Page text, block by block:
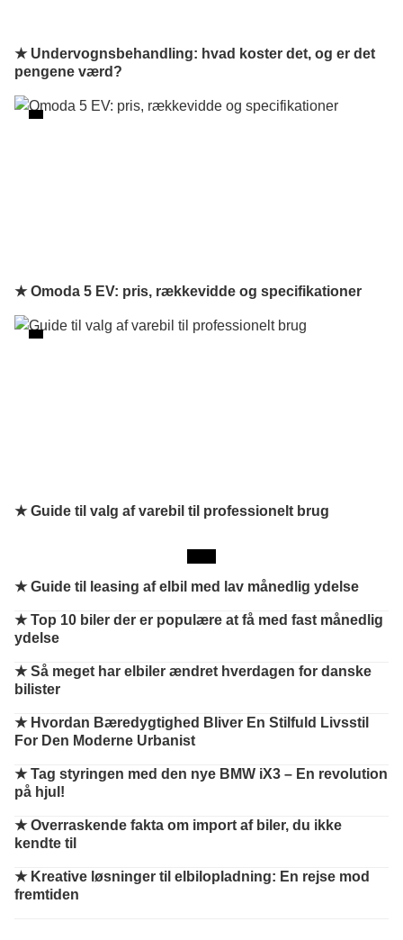
★ Undervognsbehandling: hvad koster det, og er det
pengene værd?
★ Omoda 5 EV: pris, rækkevidde og specifikationer
★ Guide til valg af varebil til professionelt brug
★Guide til leasing af elbil med lav månedlig ydelse
★Top 10 biler der er populære at få med fast månedlig
ydelse
★Så meget har elbiler ændret hverdagen for danske
bilister
★ Hvordan Bæredygtighed Bliver En Stilfuld Livsstil
For Den Moderne Urbanist
★Tag styringen med den nye BMW iX3 – En revolution
på hjul!
★Overraskende fakta om import af biler, du ikke
kendte til
★ Kreative løsninger til elbilopladning: En rejse mod
fremtiden